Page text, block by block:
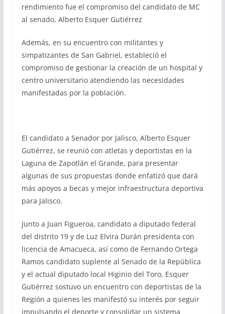
rendimiento fue el compromiso del candidato de MC
al senado, Alberto Esquer Gutiérrez
Además, en su encuentro con militantes y
simpatizantes de San Gabriel, estableció el
compromiso de gestionar la creación de un hospital y
centro universitario atendiendo las necesidades
manifestadas por la población.
El candidato a Senador por Jalisco, Alberto Esquer
Gutiérrez, se reunió con atletas y deportistas en la
Laguna de Zapotlán el Grande, para presentar
algunas de sus propuestas donde enfatizó que dará
más apoyos a becas y mejor infraestructura deportiva
para Jalisco.
Junto a Juan Figueroa, candidato a diputado federal
del distrito 19 y de Luz Elvira Durán presidenta con
licencia de Amacueca, así como de Fernando Ortega
Ramos candidato suplente al Senado de la República
y el actual diputado local Higinio del Toro, Esquer
Gutiérrez sostuvo un encuentro con deportistas de la
Región a quienes les manifestó su interés por seguir
impulsando el deporte y consolidar un sistema